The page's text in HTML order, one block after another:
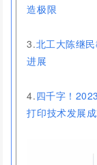
造极限
3.北工大陈继
进展
4.四千字！
打印技术发展